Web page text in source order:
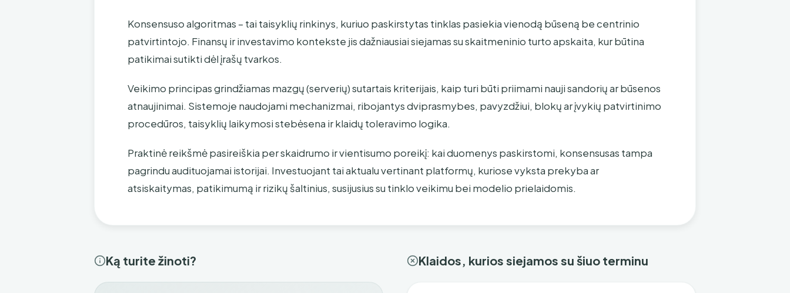
Konsensuso algoritmas – tai taisyklių rinkinys, kuriuo paskirstytas tinklas pasiekia vienodą būseną be centrinio
patvirtintojo. Finansų ir investavimo kontekste jis dažniausiai siejamas su skaitmeninio turto apskaita, kur būtina
patikimai sutikti dėl įrašų tvarkos.
Veikimo principas grindžiamas mazgų (serverių) sutartais kriterijais, kaip turi būti priimami nauji sandorių ar būsenos
atnaujinimai. Sistemoje naudojami mechanizmai, ribojantys dviprasmybes, pavyzdžiui, blokų ar įvykių patvirtinimo
procedūros, taisyklių laikymosi stebėsena ir klaidų toleravimo logika.
Praktinė reikšmė pasireiškia per skaidrumo ir vientisumo poreikį: kai duomenys paskirstomi, konsensusas tampa
pagrindu audituojamai istorijai. Investuojant tai aktualu vertinant platformų, kuriose vyksta prekyba ar
atsiskaitymas, patikimumą ir rizikų šaltinius, susijusius su tinklo veikimu bei modelio prielaidomis.
Ką turite žinoti? Klaidos, kurios siejamos su šiuo terminu